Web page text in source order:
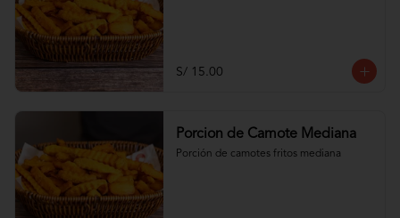
S/ 15.00
Porcion de Camote Mediana
Porción de camotes fritos mediana